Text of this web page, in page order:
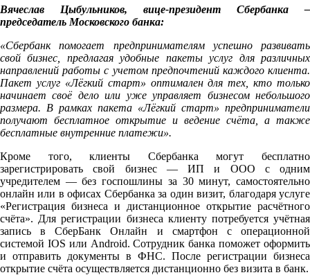
Вячеслав Цыбульников, вице-президент Сбербанка –
председатель Московского банка:
«Сбербанк помогает предпринимателям успешно развивать
свой бизнес, предлагая удобные пакеты услуг для различных
направлений работы с учетом предпочтений каждого клиента.
Пакет услуг «Лёгкий старт» оптимален для тех, кто только
начинает своё дело или уже управляет бизнесом небольшого
размера. В рамках пакета «Лёгкий старт» предприниматели
получают бесплатное открытие и ведение счёта, а также
бесплатные внутренние платежи».
Кроме того, клиенты Сбербанка могут бесплатно
зарегистрировать свой бизнес — ИП и ООО с одним
учредителем — без госпошлины за 30 минут, самостоятельно
онлайн или в офисах Сбербанка за один визит, благодаря услуге
«Регистрация бизнеса и дистанционное открытие расчётного
счёта». Для регистрации бизнеса клиенту потребуется учётная
запись в СберБанк Онлайн и смартфон с операционной
системой IOS или Android. Сотрудник банка поможет оформить
и отправить документы в ФНС. После регистрации бизнеса
открытие счёта осуществляется дистанционно без визита в банк.